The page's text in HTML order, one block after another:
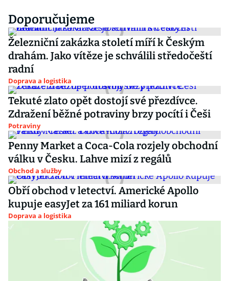
Doporučujeme
Železniční zakázka století míří k Českým
drahám. Jako vítěze je schválili středočeští
radní
Doprava a logistika
Tekuté zlato opět dostojí své přezdívce.
Zdražení běžné potraviny brzy pocítí i Češi
Potraviny
Penny Market a Coca-Cola rozjely obchodní
válku v Česku. Lahve mizí z regálů
Obchod a služby
Obří obchod v letectví. Americké Apollo
kupuje easyJet za 161 miliard korun
Doprava a logistika